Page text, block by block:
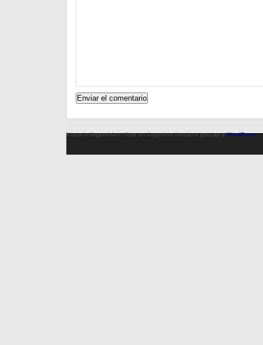
Kunst in Argentinien / Arte en Argentina funciona gracias aWordPress